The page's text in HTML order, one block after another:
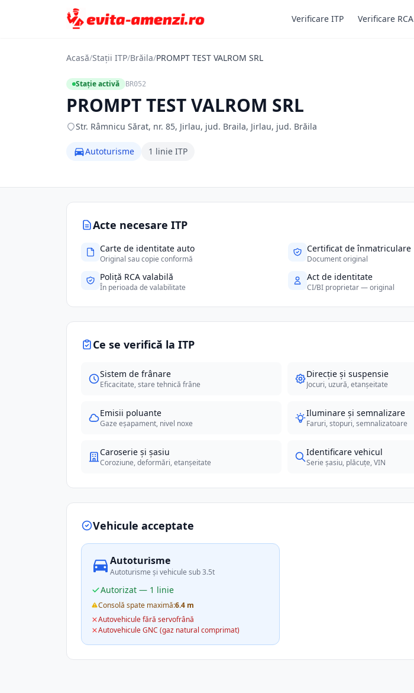
Verificare ITP Verificare RCA
Acasă/Stații ITP/Brăila/PROMPT TEST VALROM SRL
Stație activă BR052
PROMPT TEST VALROM SRL
Str. Râmnicu Sărat, nr. 85, Jirlau, jud. Braila, Jirlau, jud. Brăila
Autoturisme 1 linie ITP
Acte necesare ITP
Carte de identitate auto
Original sau copie conformă
Certificat de înmatriculare
Document original
Poliță RCA valabilă
În perioada de valabilitate
Act de identitate
CI/BI proprietar — original
Ce se verifică la ITP
Sistem de frânare
Eficacitate, stare tehnică frâne
Direcție și suspensie
Jocuri, uzură, etanșeitate
Emisii poluante
Gaze eșapament, nivel noxe
Iluminare și semnalizare
Faruri, stopuri, semnalizatoare
Caroserie și șasiu
Coroziune, deformări, etanșeitate
Identificare vehicul
Serie șasiu, plăcuțe, VIN
Vehicule acceptate
Autoturisme
Autoturisme și vehicule sub 3.5t
Autorizat — 1 linie
Consolă spate maximă:6.4 m
Autovehicule fără servofrână
Autovehicule GNC (gaz natural comprimat)